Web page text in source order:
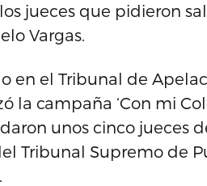
jueces que pidieron
Vargas.
en el Tribunal de
la campaña ‘Con mi
unos cinco jueces
Tribunal Supremo de